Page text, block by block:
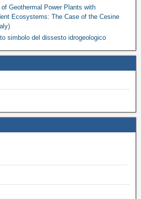
Geothermal Power Plants with
Ecosystems: The Case of the Cesine
simbolo del dissesto idrogeologico